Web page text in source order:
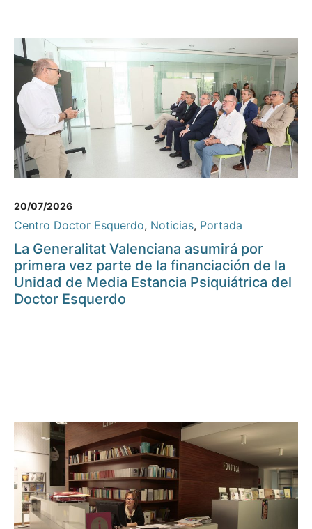
20/07/2026
Centro Doctor Esquerdo, Noticias, Portada
La Generalitat Valenciana asumirá por
primera vez parte de la financiación de la
Unidad de Media Estancia Psiquiátrica del
Doctor Esquerdo